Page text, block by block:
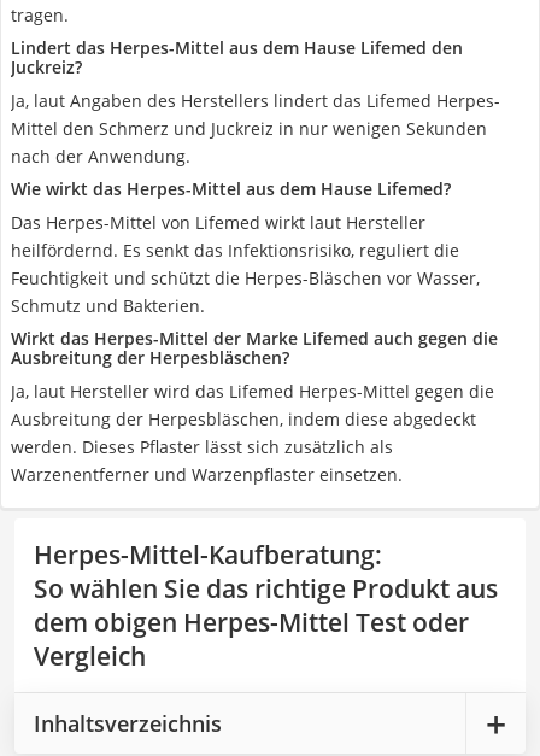
tragen.
Lindert das Herpes-Mittel aus dem Hause Lifemed den
Juckreiz?
Ja, laut Angaben des Herstellers lindert das Lifemed Herpes-
Mittel den Schmerz und Juckreiz in nur wenigen Sekunden
nach der Anwendung.
Wie wirkt das Herpes-Mittel aus dem Hause Lifemed?
Das Herpes-Mittel von Lifemed wirkt laut Hersteller
heilfördernd. Es senkt das Infektionsrisiko, reguliert die
Feuchtigkeit und schützt die Herpes-Bläschen vor Wasser,
Schmutz und Bakterien.
Wirkt das Herpes-Mittel der Marke Lifemed auch gegen die
Ausbreitung der Herpesbläschen?
Ja, laut Hersteller wird das Lifemed Herpes-Mittel gegen die
Ausbreitung der Herpesbläschen, indem diese abgedeckt
werden. Dieses Pflaster lässt sich zusätzlich als
Warzenentferner und Warzenpflaster einsetzen.
Herpes-Mittel-Kaufberatung:
So wählen Sie das richtige Produkt aus
dem obigen Herpes-Mittel Test oder
Vergleich
Inhaltsverzeichnis